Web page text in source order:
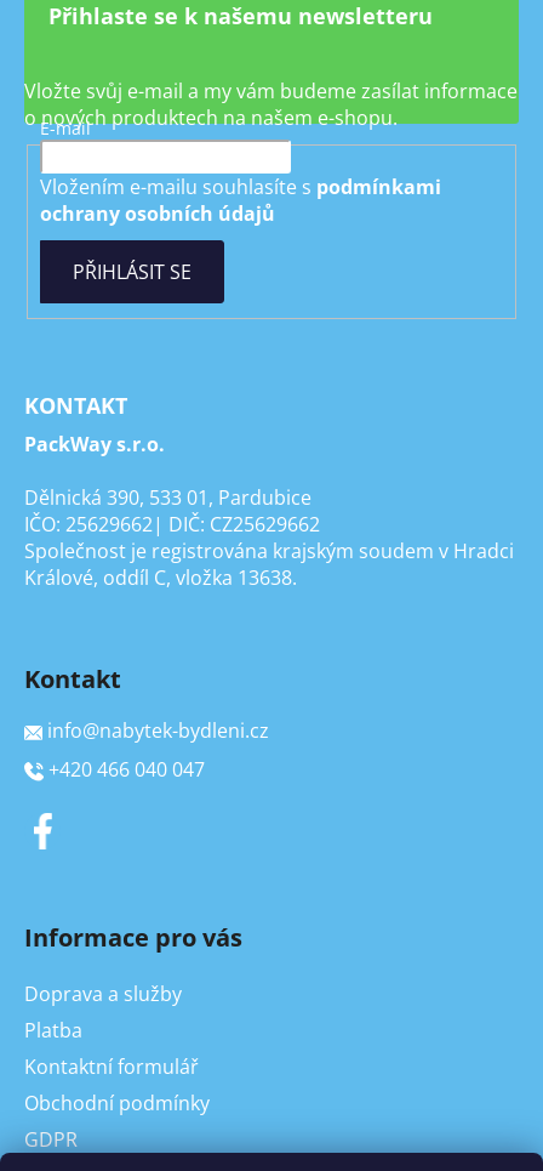
Přihlaste se k našemu newsletteru
Vložte svůj e-mail a my vám budeme zasílat informace
o nových produktech na našem e-shopu.
E-mail
Vložením e-mailu souhlasíte s podmínkami
ochrany osobních údajů
PŘIHLÁSIT SE
KONTAKT
PackWay s.r.o.
Dělnická 390, 533 01, Pardubice
IČO: 25629662| DIČ: CZ25629662
Společnost je registrována krajským soudem v Hradci
Králové, oddíl C, vložka 13638.
Kontakt
info@nabytek-bydleni.cz
+420 466 040 047
Informace pro vás
Doprava a služby
Platba
Kontaktní formulář
Obchodní podmínky
GDPR